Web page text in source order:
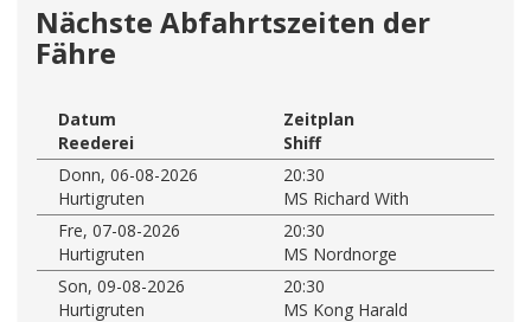
Nächste Abfahrtszeiten der
Fähre
Datum
Zeitplan
Reederei
Shiff
Donn, 06-08-2026
20:30
Hurtigruten
MS Richard With
Fre, 07-08-2026
20:30
Hurtigruten
MS Nordnorge
Son, 09-08-2026
20:30
Hurtigruten
MS Kong Harald